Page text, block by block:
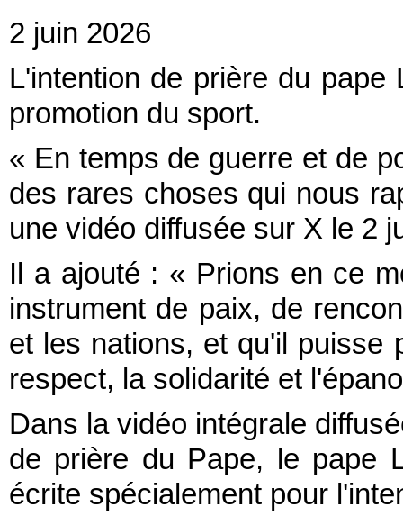
2 juin 2026
L'intention de prière du
promotion du sport.
« En temps de guerre et de
des rares choses qui nous
une vidéo diffusée sur X le 2
Il a ajouté : « Prions en ce
instrument de paix, de
et les nations, et qu'il puisse
respect, la solidarité et
Dans la vidéo intégrale
de prière du Pape, le pape
écrite spécialement pour